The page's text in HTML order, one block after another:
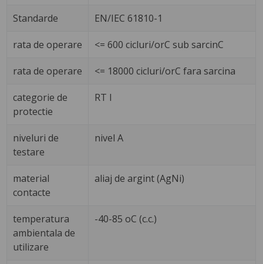
Standarde EN/IEC 61810-1
rata de operare <= 600 cicluri/orC sub sarcinC
rata de operare <= 18000 cicluri/orC fara sarcina
categorie de
protectie
RT I
niveluri de
testare
nivel A
material
contacte
aliaj de argint (AgNi)
temperatura
ambientala de
utilizare
-40-85 oC (c.c.)